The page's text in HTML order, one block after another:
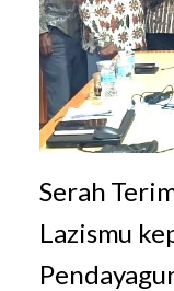
Serah
Lazismu